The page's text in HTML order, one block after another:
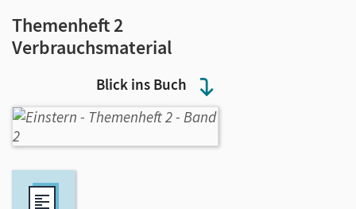
Blick ins Buch
Themenheft 2
Verbrauchsmaterial